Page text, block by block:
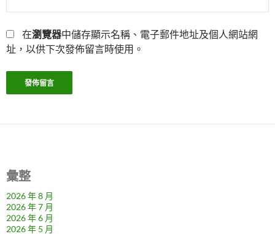
在瀏覽器中儲存顯示名稱、電子郵件地址及個人網站網
址，以供下次發佈留言時使用。
彙整
2026 年 8 月
2026 年 7 月
2026 年 6 月
2026 年 5 月